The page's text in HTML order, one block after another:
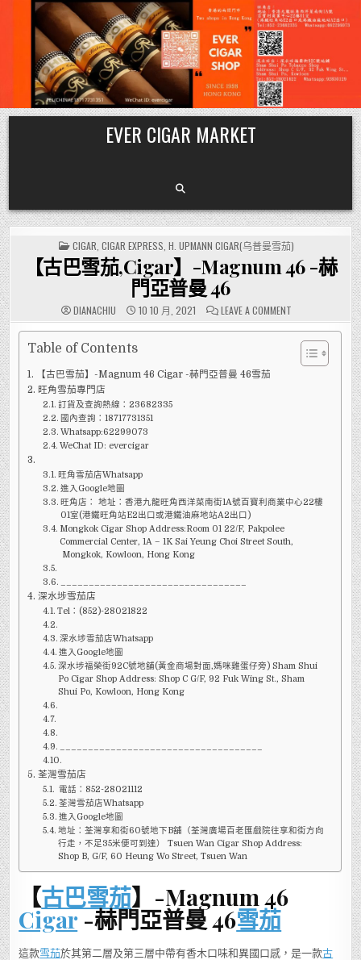
Skip
to
content
EVER CIGAR MARKET
POSTED
IN
CIGAR CIGAR EXPRESS H. UPMANN CIGAR(乌普曼雪茄)
【古巴雪茄,Cigar】-Magnum 46 -赫
門亞普曼 46
DIANACHIU 10 10 月, 2021 LEAVE A COMMENT
【古
巴
茄,CIGAR】-
MAGNUM
46
Table of Contents
【古巴雪茄】-Magnum 46 Cigar -赫門亞普曼 46雪茄
旺角雪茄專門店
訂貨及查詢熱線：23682335
國內查詢：18717731351
Whatsapp:62299073
WeChat ID: evercigar
旺角雪茄店Whatsapp
進入Google地圖
旺角店： 地址：香港九龍旺角西洋菜南街1A號百寶利商業中心22樓
01室(港鐵旺角站E2出口或港鐵油麻地站A2出口)
Mongkok Cigar Shop Address:Room 01 22/F, Pakpolee
Commercial Center, 1A – 1K Sai Yeung Choi Street South,
Mongkok, Kowloon, Hong Kong
深水埗雪茄店
Tel：(852)-28021822
深水埗雪茄店Whatsapp
進入Google地圖
深水埗福榮街92C號地舖(黃金商場對面,媽咪雞蛋仔旁) Sham Shui
Po Cigar Shop Address: Shop C G/F, 92 Fuk Wing St., Sham
Shui Po, Kowloon, Hong Kong
荃灣雪茄店
電話：852-28021112
荃灣雪茄店Whatsapp
進入Google地圖
地址：荃灣享和街60號地下B舖（荃灣廣場百老匯戲院往享和街方向
行走，不足35米便可到達） Tsuen Wan Cigar Shop Address:
Shop B, G/F, 60 Heung Wo Street, Tsuen Wan
【古巴雪茄】-Magnum 46
Cigar-赫門亞普曼 46雪茄
這款雪茄於其第二層及第三層中帶有香木口味和異國口感，是一款古